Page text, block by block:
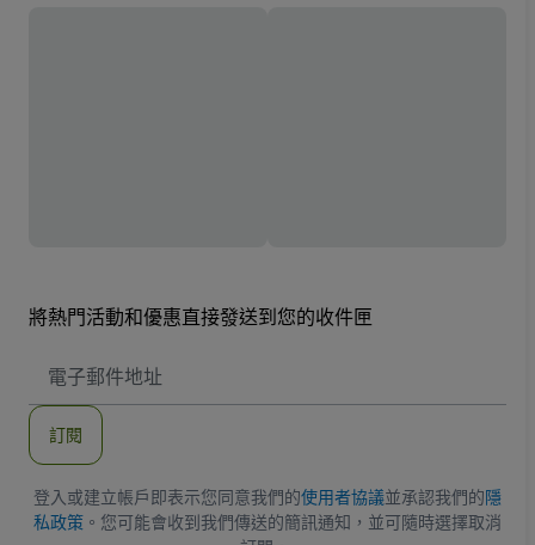
將熱門活動和優惠直接發送到您的收件匣
子
地
訂閱
登入或建立帳戶即表示您同意我們的使用者協議並承認我們的隱
私政策 。您可能會收到我們傳送的簡訊通知，並可隨時選擇取消